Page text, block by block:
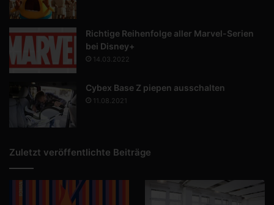
Richtige Reihenfolge aller Marvel-Serien
bei Disney+
14.03.2022
Cybex Base Z piepen ausschalten
11.08.2021
Zuletzt veröffentlichte Beiträge